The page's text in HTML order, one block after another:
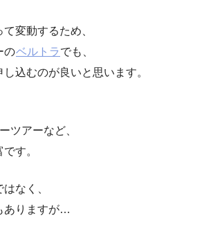
変動するため、
のベルトラでも、
込むのが良いと思います。
ツアーなど、
す。
なく、
ありますが…